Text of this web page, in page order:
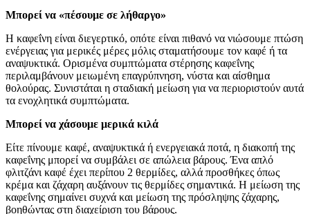
Μπορεί να «πέσουμε σε λήθαργο»
Η καφεΐνη είναι διεγερτικό, οπότε είναι πιθανό να νιώσουμε πτώση
ενέργειας για μερικές μέρες μόλις σταματήσουμε τον καφέ ή τα
αναψυκτικά. Ορισμένα συμπτώματα στέρησης καφεΐνης
περιλαμβάνουν μειωμένη επαγρύπνηση, νύστα και αίσθημα
θολούρας. Συνιστάται η σταδιακή μείωση για να περιοριστούν αυτά
τα ενοχλητικά συμπτώματα.
Μπορεί να χάσουμε μερικά κιλά
Είτε πίνουμε καφέ, αναψυκτικά ή ενεργειακά ποτά, η διακοπή της
καφεΐνης μπορεί να συμβάλει σε απώλεια βάρους. Ένα απλό
φλιτζάνι καφέ έχει περίπου 2 θερμίδες, αλλά προσθήκες όπως
κρέμα και ζάχαρη αυξάνουν τις θερμίδες σημαντικά. Η μείωση της
καφεΐνης σημαίνει συχνά και μείωση της πρόσληψης ζάχαρης,
βοηθώντας στη διαχείριση του βάρους.